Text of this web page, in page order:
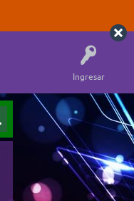
Ingresar